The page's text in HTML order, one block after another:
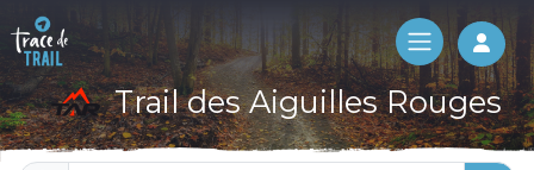
Log
Trail des Aiguilles Rouges